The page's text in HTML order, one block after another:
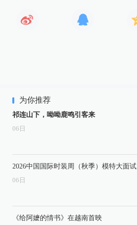
为你推荐
祁连山下，呦呦鹿鸣引客来
06 日
2026中国国际时装周（秋季）模特大面试
06 日
《给阿嬷的情书》在越南首映